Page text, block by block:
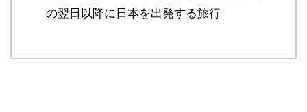
の翌日以降に日本を出発する旅行